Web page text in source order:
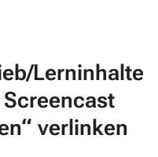
Lerninhalte
verlinken